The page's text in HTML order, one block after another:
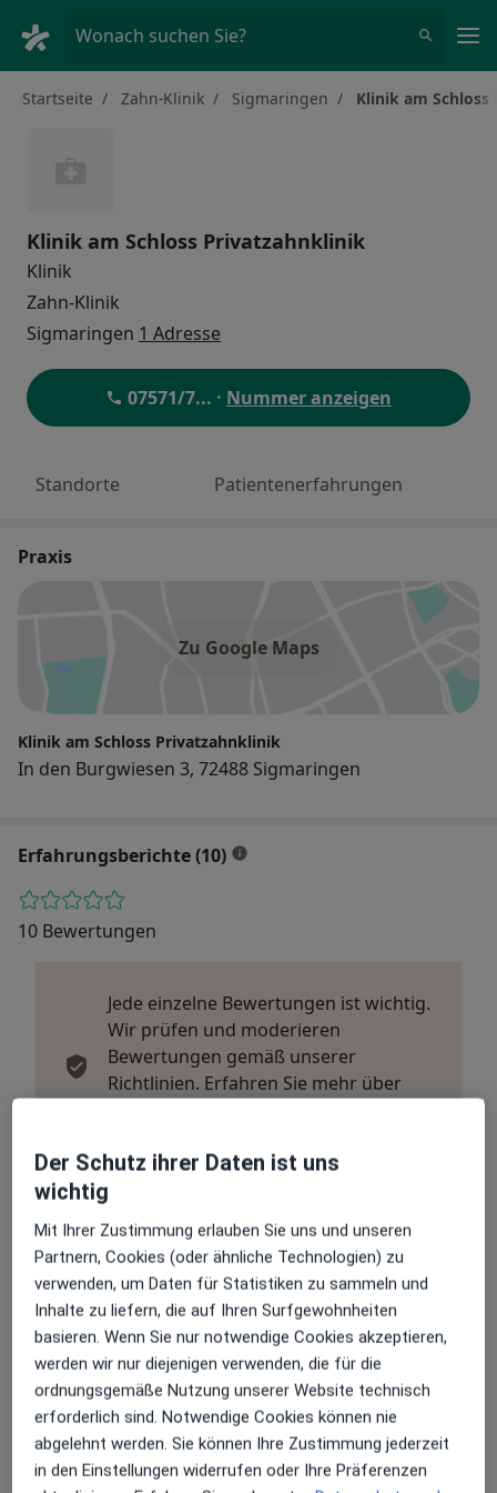
Wonach suchen Sie?
Startseite Zahn-Klinik Sigmaringen Klinik am
Klinik am Schloss Privatzahnklinik
Klinik
Zahn-Klinik
Sigmaringen 1 Adresse
07571/7... · Nummer anzeigen
Standorte Patientenerfahrungen
Praxis
Zu Google Maps
Klinik am Schloss Privatzahnklinik
In den Burgwiesen 3, 72488 Sigmaringen
Erfahrungsberichte (10)
10 Bewertungen
Jede einzelne Bewertungen ist wichtig.
Wir prüfen und moderieren
Bewertungen gemäß unserer
Richtlinien. Erfahren Sie mehr über
Bewertungen durchsuchen
Wir sind seit einigen Jahren in der Klinik am
Schloss und alles ist Top. Von den Ärzten bis zum
Der Schutz ihrer Daten ist uns
wichtig
Mit Ihrer Zustimmung erlauben Sie uns und unseren
Partnern, Cookies (oder ähnliche Technologien) zu
verwenden, um Daten für Statistiken zu sammeln und
Inhalte zu liefern, die auf Ihren Surfgewohnheiten
basieren. Wenn Sie nur notwendige Cookies akzeptieren,
werden wir nur diejenigen verwenden, die für die
ordnungsgemäße Nutzung unserer Website technisch
erforderlich sind. Notwendige Cookies können nie
abgelehnt werden. Sie können Ihre Zustimmung jederzeit
in den Einstellungen widerrufen oder Ihre Präferenzen